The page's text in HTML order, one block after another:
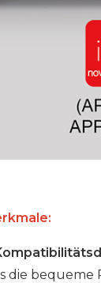
die bequeme